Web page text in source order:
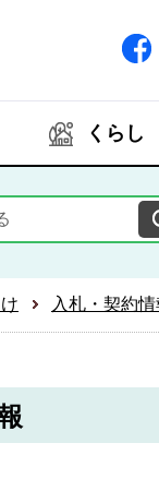
くらし
入札・契約